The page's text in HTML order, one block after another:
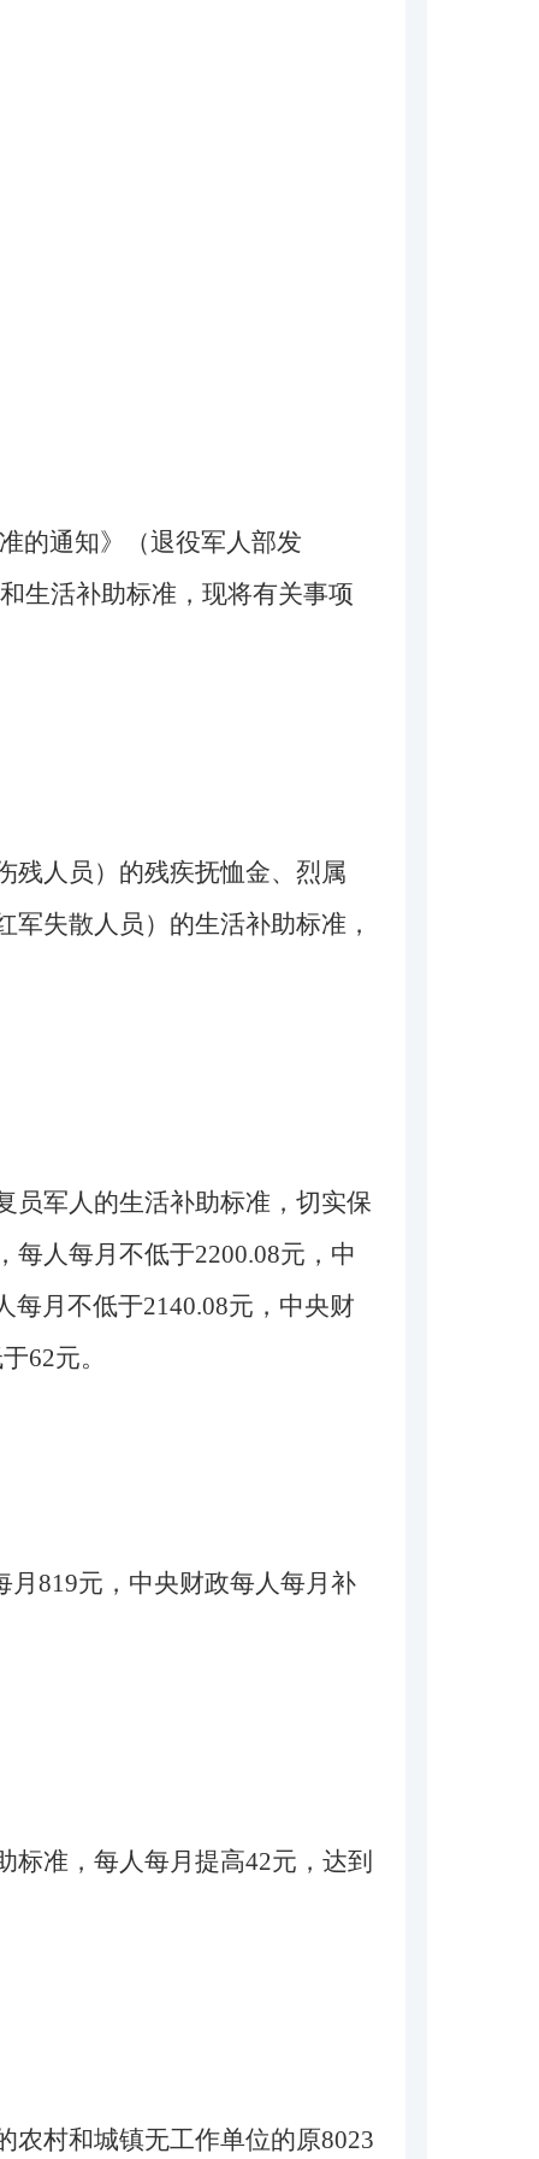
的通知》（退役军人部发
生活补助标准，现将有关事项
残人员）的残疾抚恤金、烈属
失散人员）的生活补助标准，
员军人的生活补助标准，切实保
人每月不低于2200.08元，中
每月不低于2140.08元，中央财
62元。
819元，中央财政每人每月补
准，每人每月提高42元，达到
农村和城镇无工作单位的原8023